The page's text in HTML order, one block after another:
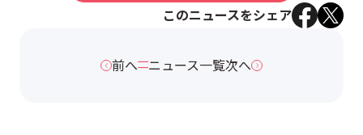
このニュースをシェア
前へ ニュース一覧次へ